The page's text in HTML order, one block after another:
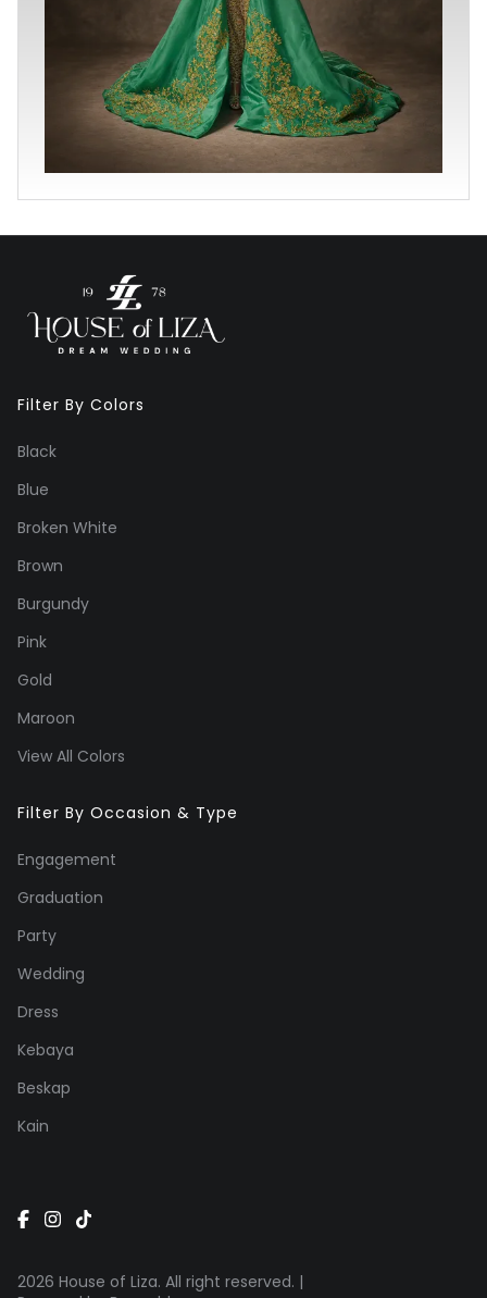
Filter By Colors
Black
Blue
Broken White
Brown
Burgundy
Pink
Gold
Maroon
View All Colors
Filter By Occasion & Type
Engagement
Graduation
Party
Wedding
Dress
Kebaya
Beskap
Kain
2026 House of Liza. All right reserved. |